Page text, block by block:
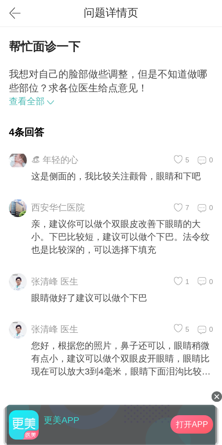
问题详情页
帮忙面诊一下
我想对自己的脸部做些调整，但是不知道做哪
些部位？求各位医生给点意见！
查看全部
4条回答
👒 年轻的心 0
5
这是侧面的，我比较关注颧骨，眼睛和下吧
西安华仁医院 0
7
亲，建议你可以做个双眼皮改善下眼睛的大
小。下巴比较短，建议可以做个下巴。法令纹
也是比较深的，可以选择下填充
张清峰 医生 0
1
眼睛做好了建议可以做个下巴
张清峰 医生 0
5
您好，根据您的照片，鼻子还可以，眼睛稍微
有点小，建议可以做个双眼皮开眼睛，眼睛比
现在可以放大3到4毫米，眼睛下面泪沟比较明
更美APP 打开APP